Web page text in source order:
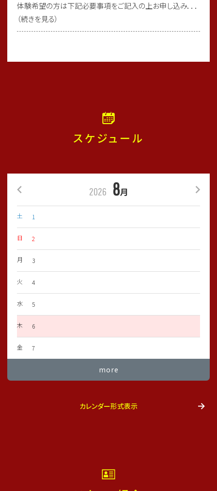
2026/03/02
3年生4区対抗チャンピオンシップ優勝🏆
期日：2026年3月1日（日）
場所：台東グランド
大会名：4区対抗チャンピオンシップU-9
2年連続優勝！！
これで2年連続優勝となります！！
3年生の皆さんおめでとう御座います😊
関係者の皆様、大変ありがとうございました。
#長谷川太郎 #tre2030strikerproject
体験希望の方は下記必要事項をご記入の上お申し込み．．．
（続きを見る）
スケジュール
2026 8月
土 1
日 2
月 3
火 4
水 5
木 6
金 7
more
カレンダー形式表示